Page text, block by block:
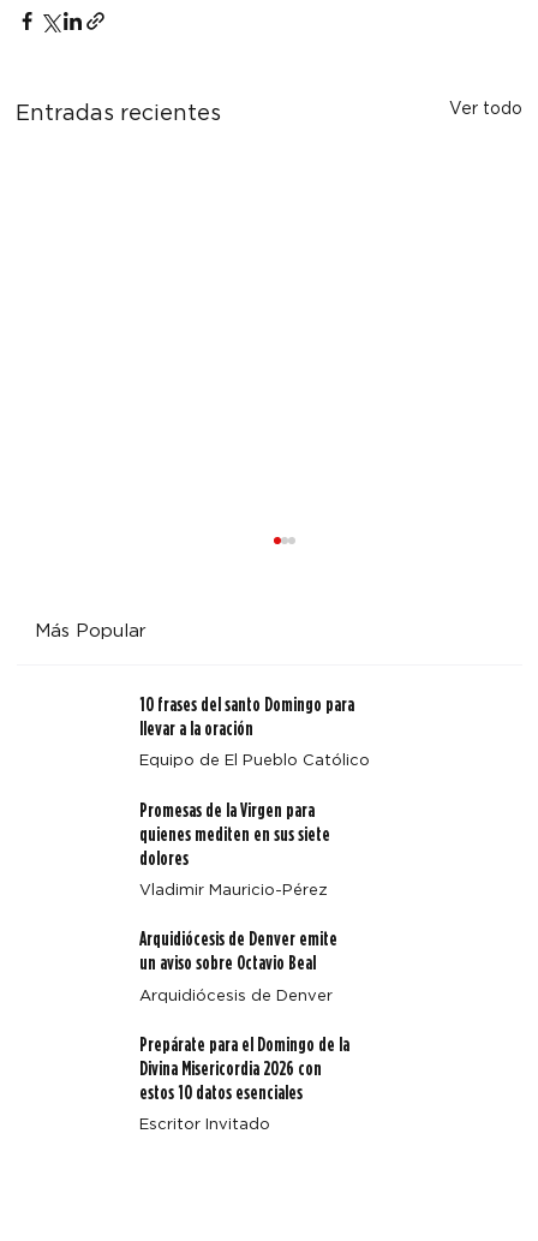
Entradas recientes Ver todo
Arquidiócesis de Denver emite un aviso sobre Octavio
Más Popular
10 frases del santo Domingo para
llevar a la oración
Equipo de El Pueblo Católico
Promesas de la Virgen para
quienes mediten en sus siete
dolores
Vladimir Mauricio-Pérez
Arquidiócesis de Denver emite
un aviso sobre Octavio Beal
Arquidiócesis de Denver
Prepárate para el Domingo de la
Divina Misericordia 2026 con
estos 10 datos esenciales
Escritor Invitado